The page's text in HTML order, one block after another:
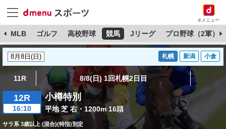
dメニュー
MLB ゴルフ 高校野球 競馬 Jリーグ プロ野球（2軍）
札幌 新潟 小倉
11R 8/8(日) 1回札幌2日目
12R
16:10
小樽特別
平地 芝 右・1200m 16頭
サラ系 3歳以上 (混合)(特指)別定